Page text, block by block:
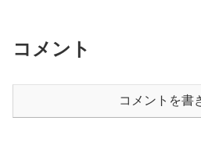
コメント
コメントを書